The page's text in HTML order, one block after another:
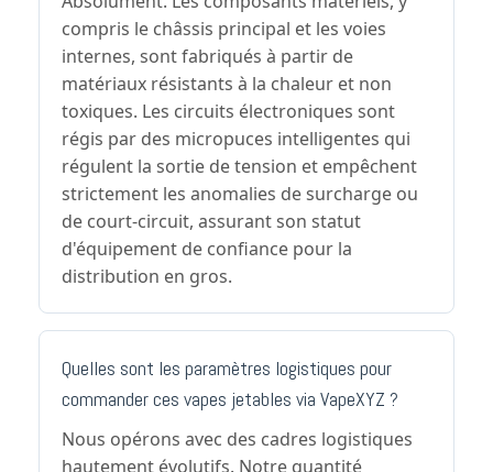
compris le châssis principal et les voies
internes, sont fabriqués à partir de
matériaux résistants à la chaleur et non
toxiques. Les circuits électroniques sont
régis par des micropuces intelligentes qui
régulent la sortie de tension et empêchent
strictement les anomalies de surcharge ou
de court-circuit, assurant son statut
d'équipement de confiance pour la
distribution en gros.
Quelles sont les paramètres logistiques pour
commander ces vapes jetables via VapeXYZ ?
Nous opérons avec des cadres logistiques
hautement évolutifs. Notre quantité